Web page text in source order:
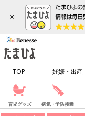
×
TOP 妊娠・出産
育児グッズ 病気・予防接種